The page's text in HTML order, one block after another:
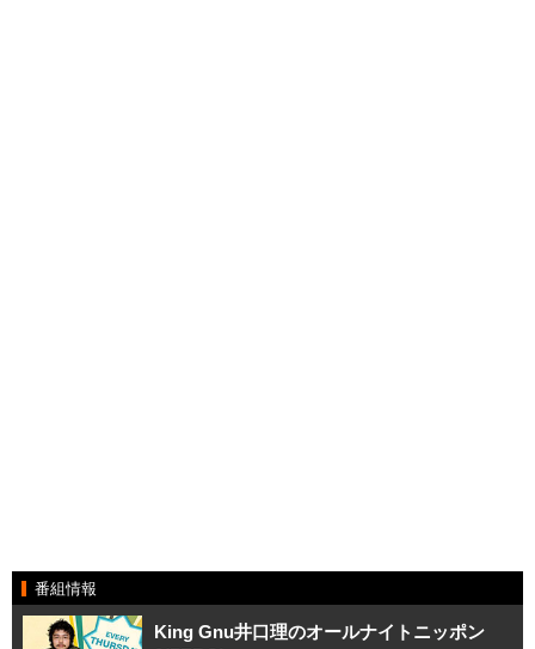
番組情報
King Gnu井口理のオールナイトニッポン